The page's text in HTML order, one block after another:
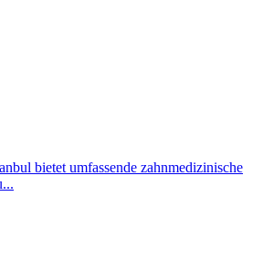
bietet umfassende zahnmedizinische